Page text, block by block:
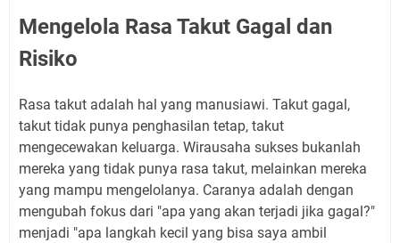
Mengelola Rasa Takut Gagal dan
Risiko
Rasa takut adalah hal yang manusiawi. Takut gagal,
takut tidak punya penghasilan tetap, takut
mengecewakan keluarga. Wirausaha sukses bukanlah
mereka yang tidak punya rasa takut, melainkan mereka
yang mampu mengelolanya. Caranya adalah dengan
mengubah fokus dari "apa yang akan terjadi jika gagal?"
menjadi "apa langkah kecil yang bisa saya ambil